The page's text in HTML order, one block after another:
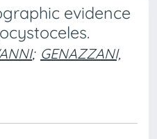
evidence
; GENAZZANI,